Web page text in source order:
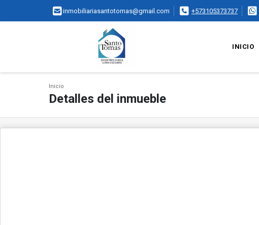
inmobiliariasantotomas@gmail.com +573105373737
INICIO
Inicio
Detalles del inmueble